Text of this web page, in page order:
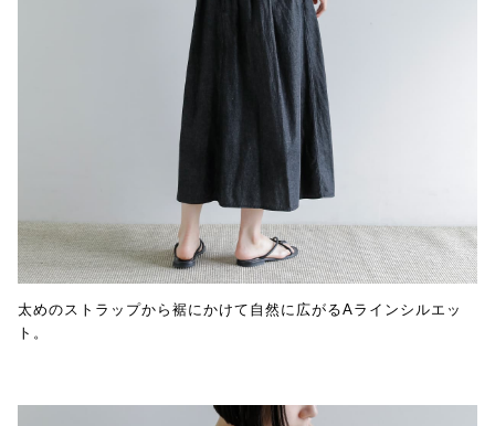
太めのストラップから裾にかけて自然に広がるAラインシルエッ
ト。